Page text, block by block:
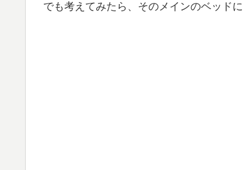
でも考えてみたら、そのメインのベッド